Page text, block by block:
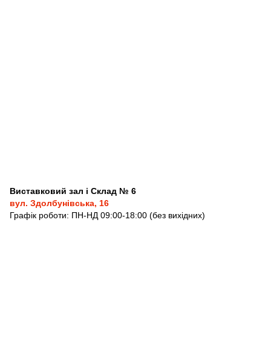
Виставковий зал і Склад № 6
вул. Здолбунівська, 16
Графік роботи: ПН-НД 09:00-18:00 (без вихідних)